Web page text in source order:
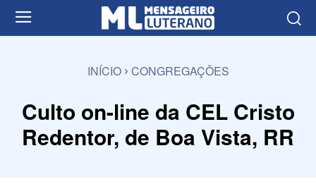
INÍCIO CONGREGAÇÕES
Culto on-line da CEL Cristo
Redentor, de Boa Vista, RR